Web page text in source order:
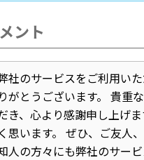
ント
社のサービスをご利用いた
がとうございます。 貴重
き、心より感謝申し上げま
思います。 ぜひ、ご友人
人の方々にも弊社のサー